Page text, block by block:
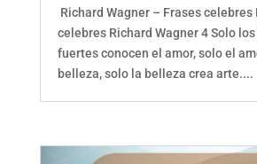
Richard Wagner – Frases celebres
celebres Richard Wagner 4 Solo
fuertes conocen el amor, solo el
belleza, solo la belleza crea arte....